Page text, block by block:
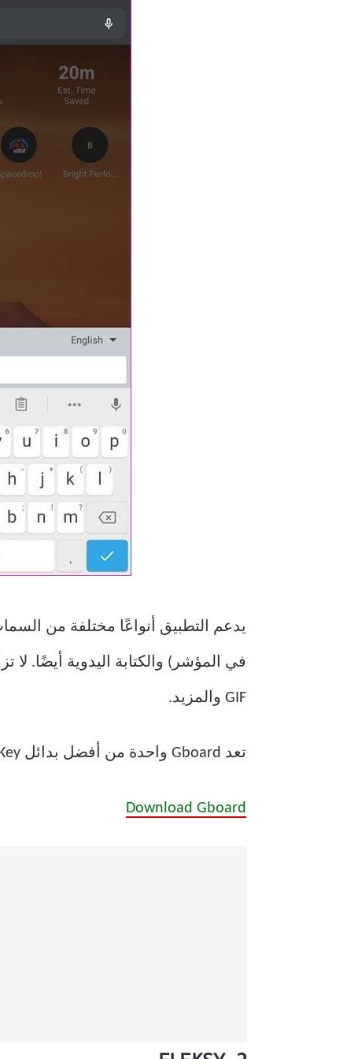
يدعم التطبيق أنواعًا مختلفة من
في المؤشر) والكتابة اليدوية أيضًا.
GIF والمزيد.
تعد Gboard واحدة من أفضل بدائل SwiftKey في الوقت الحالي مع العديد من الميزات المخبوزة.
Download Gboard